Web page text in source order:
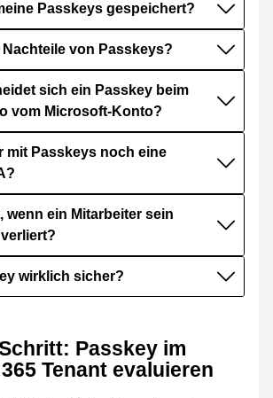
Passkeys gespeichert?
von Passkeys?
sich ein Passkey beim
vom Microsoft-Konto?
mit Passkeys noch eine
wenn ein Mitarbeiter sein
wirklich sicher?
Passkey im
Tenant evaluieren